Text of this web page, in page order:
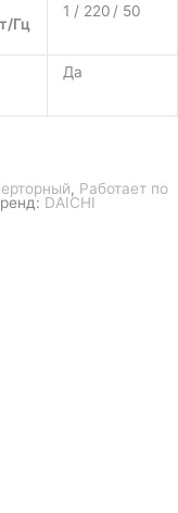
Гц
1 / 220 / 50
Да
, Работает по
DAICHI